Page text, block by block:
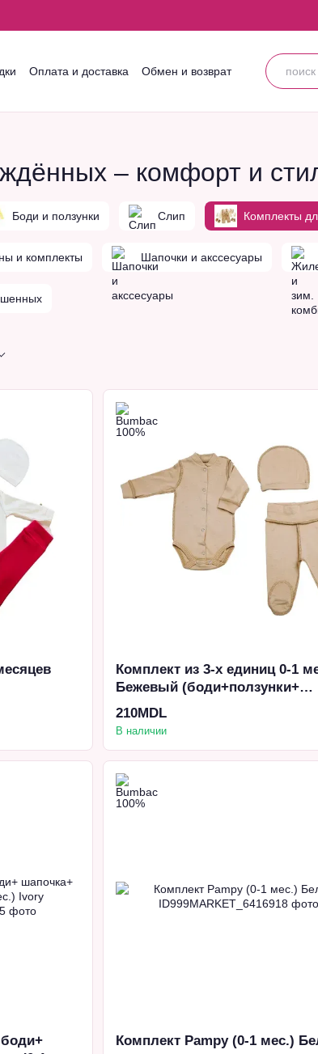
Оплата и доставка
Обмен и возврат
– комфорт и
Боди и ползунки Слип Комплекты
и комплекты Шапочки и акссесуары
Комплект из 3-х единиц 0-1
Бежевый (боди+ползунки+
шапочка)
210MDL
В наличии
Комплект Pampy (0-1 мес.)